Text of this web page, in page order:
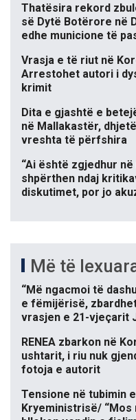
Thatësira rekord
së Dytë Botërore në
edhe municione të
Vrasja e të riut në
Arrestohet autori i
krimit
Dita e gjashtë e
në Mallakastër,
vreshta të përfshira
“Ai është zgjedhur
shpërthen ndaj
diskutimet, por jo
Më të
“Më ngacmoi të
e fëmijërisë,
vrasjen e 21-vjeçarit
RENEA zbarkon në
ushtarit, i riu nuk
fotoja e autorit
Tensione në tubimin
Kryeministrisë/